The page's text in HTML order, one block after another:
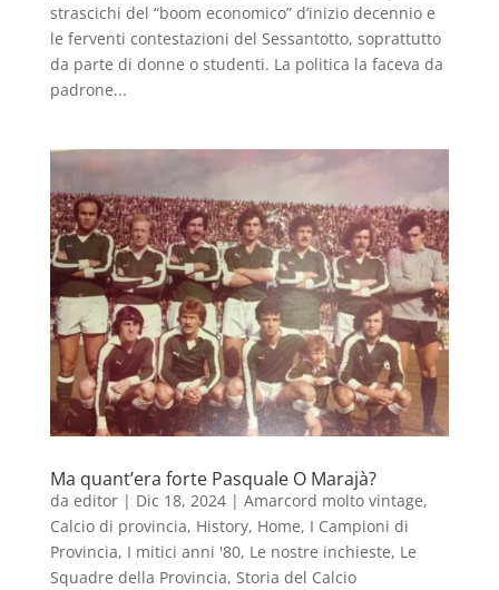
strascichi del “boom economico” d’inizio decennio e
le ferventi contestazioni del Sessantotto, soprattutto
da parte di donne o studenti. La politica la faceva da
padrone...
Ma quant’era forte Pasquale O Marajà?
da editor| Dic 18, 2024| Amarcord molto vintage,
Calcio di provincia, History, Home, I Campioni di
Provincia, I mitici anni '80, Le nostre inchieste, Le
Squadre della Provincia, Storia del Calcio